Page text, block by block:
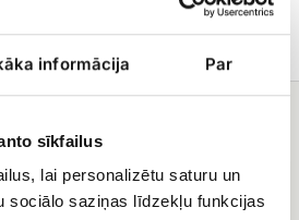
informācija Par
sīkfailus
lai personalizētu saturu un
sociālo saziņas līdzekļu funkcijas
dažādu
krāsu